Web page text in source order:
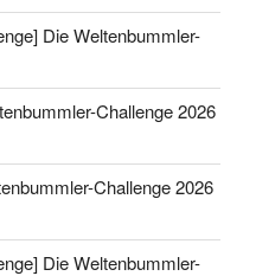
Die Weltenbummler-
Challenge 2026
Challenge 2026
Die Weltenbummler-